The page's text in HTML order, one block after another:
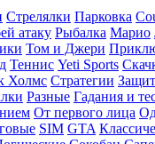
Стрелялки Парковка
атаку Рыбалка Марио
Том и Джери
Теннис Yeti Sports
Холмс Стратегии
Разные Гадания и
От первого лица
SIM GTA